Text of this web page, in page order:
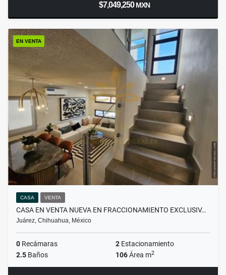
$7,049,250MXN
EN VENTA
CASA VENTA
CASA EN VENTA NUEVA EN FRACCIONAMIENTO EXCLUSIV…
Juárez, Chihuahua, México
0 Recámaras 2 Estacionamiento
2.5 Baños 106Área m2